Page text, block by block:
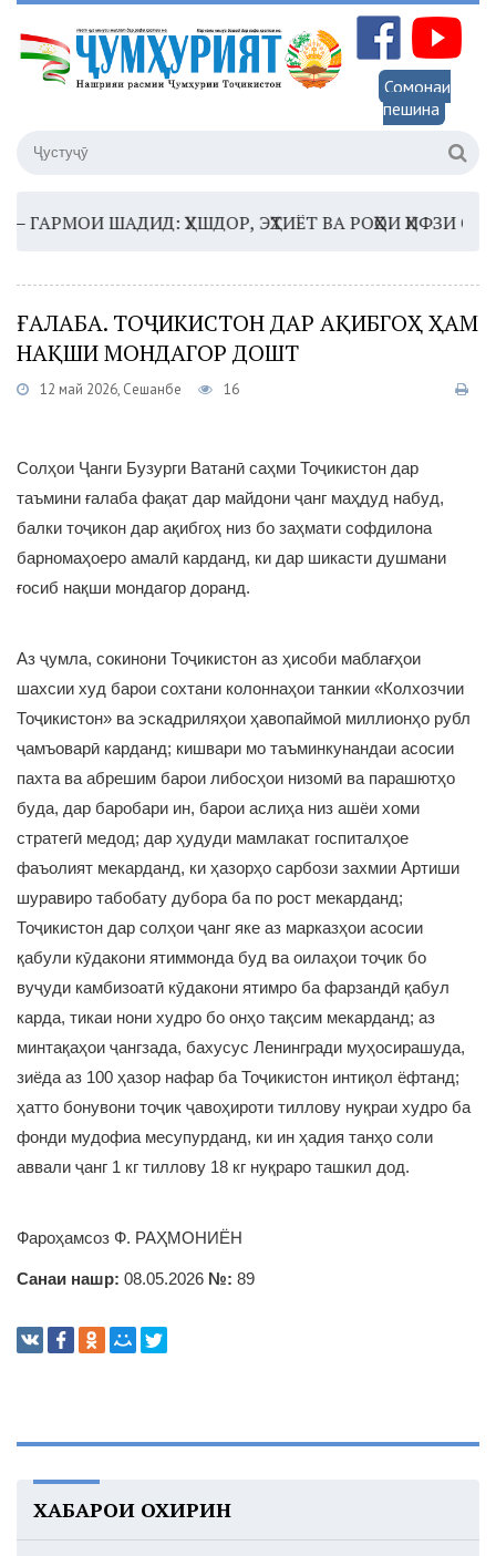
Сомонаи
пешина
ШАДИД: ҲУШДОР, ЭҲТИЁТ ВА РОҲҲОИ ҲИФЗИ
ҒАЛАБА. ТОҶИКИСТОН ДАР АҚИБГОҲ ҲАМ
НАҚШИ МОНДАГОР ДОШТ
12 май 2026, Сешанбе 16
Солҳои Ҷанги Бузурги Ватанӣ саҳми Тоҷикистон дар
таъмини ғалаба фақат дар майдони ҷанг маҳдуд набуд,
балки тоҷикон дар ақибгоҳ низ бо заҳмати софдилона
барномаҳоеро амалӣ карданд, ки дар шикасти душмани
ғосиб нақши мондагор доранд.
Аз ҷумла, сокинони Тоҷикистон аз ҳисоби маблағҳои
шахсии худ барои сохтани колоннаҳои танкии «Колхозчии
Тоҷикистон» ва эскадриляҳои ҳавопаймоӣ миллионҳо рубл
ҷамъоварӣ карданд; кишвари мо таъминкунандаи асосии
пахта ва абрешим барои либосҳои низомӣ ва парашютҳо
буда, дар баробари ин, барои аслиҳа низ ашёи хоми
стратегӣ медод; дар ҳудуди мамлакат госпиталҳое
фаъолият мекарданд, ки ҳазорҳо сарбози захмии Артиши
шуравиро табобату дубора ба по рост мекарданд;
Тоҷикистон дар солҳои ҷанг яке аз марказҳои асосии
қабули кӯдакони ятиммонда буд ва оилаҳои тоҷик бо
вуҷуди камбизоатӣ кӯдакони ятимро ба фарзандӣ қабул
карда, тикаи нони худро бо онҳо тақсим мекарданд; аз
минтақаҳои ҷангзада, бахусус Ленингради муҳосирашуда,
зиёда аз 100 ҳазор нафар ба Тоҷикистон интиқол ёфтанд;
ҳатто бонувони тоҷик ҷавоҳироти тиллову нуқраи худро ба
фонди мудофиа месупурданд, ки ин ҳадия танҳо соли
аввали ҷанг 1 кг тиллову 18 кг нуқраро ташкил дод.
Фароҳамсоз Ф. РАҲМОНИЁН
Санаи нашр: 08.05.2026 №: 89
ХАБАРҲОИ ОХИРИН